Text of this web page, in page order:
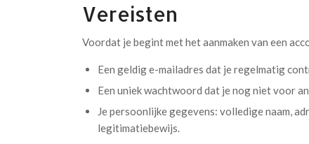
Vereisten
Voordat je begint met het aanmaken van een
Een geldig e-mailadres dat je regelmatig
Een uniek wachtwoord dat je nog niet voor
Je persoonlijke gegevens: volledige naam,
legitimatiebewijs.